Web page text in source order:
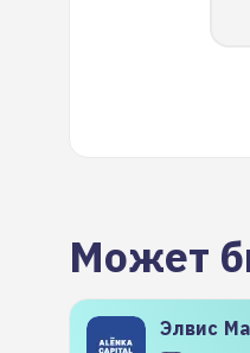
Может
Элвис